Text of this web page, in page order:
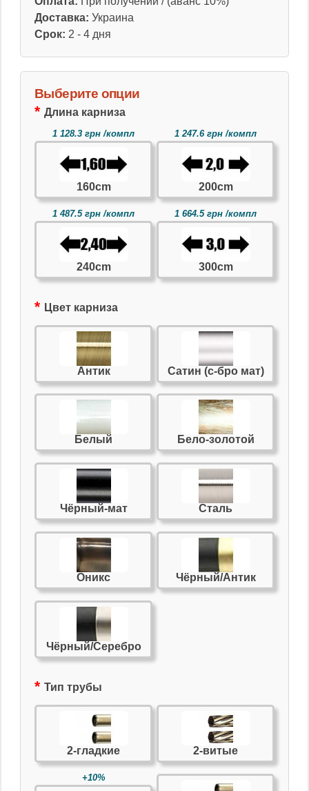
Доставка: Украина
Срок: 2 - 4 дня
Выберите опции
Длина карниза
1 128.3 грн /компл
160cm
1 247.6 грн /компл
200cm
1 487.5 грн /компл
240cm
1 664.5 грн /компл
300cm
Цвет карниза
Антик Сатин (с-бро мат)
Белый Бело-золотой
Чёрный-мат Сталь
Оникс Чёрный/Антик
Чёрный/Серебро
Тип трубы
2-гладкие 2-витые
+10%